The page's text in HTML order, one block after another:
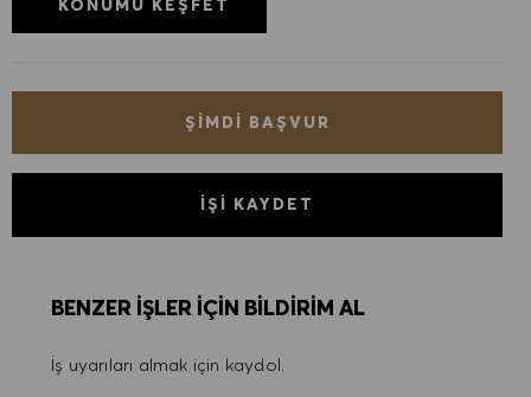
ŞIMDI BAŞVUR
İŞI KAYDET
BENZER IŞLER IÇIN BILDIRIM AL
İş uyarıları almak için kaydol.